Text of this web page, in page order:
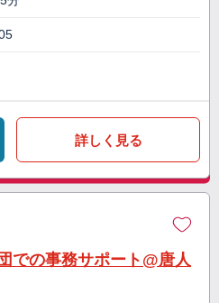
詳しく見る
での事務サポート@唐人